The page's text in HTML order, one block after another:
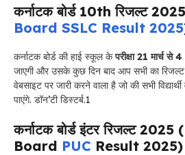
कर्नाटक बोर्ड 10th रिजल्ट
Board SSLC Result 2025
कर्नाटक बोर्ड की हाई स्कूल केपरीक्षा 21 मार्च से
जाएगी और उसके कुछ दिन बाद आप सभी का रिजल्ट
वेबसाइट पर जारी करने वाला है जो की सभी
पाएंगे. डॉन’टी डिस्टर्ब.1
कर्नाटक बोर्ड इंटर रिजल्ट
Board PUC Result 2025)